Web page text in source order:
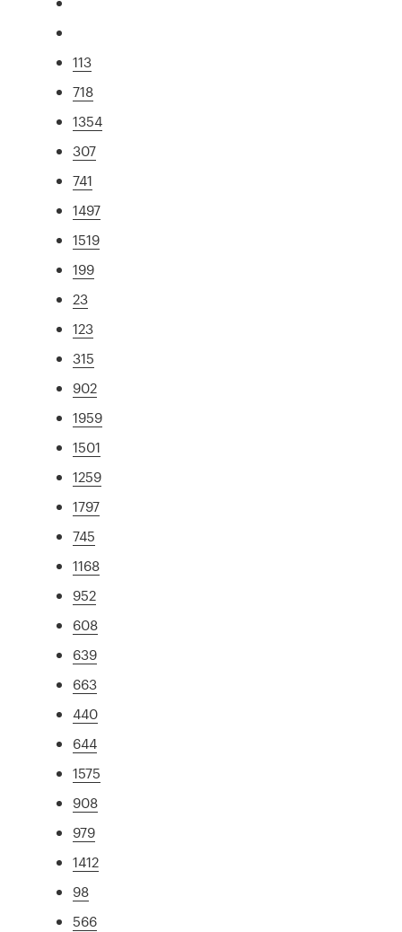
113
718
1354
307
741
1497
1519
199
23
123
315
902
1959
1501
1259
1797
745
1168
952
608
639
663
440
644
1575
908
979
1412
98
566